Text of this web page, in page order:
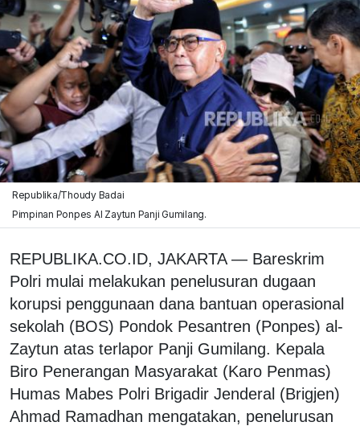
Republika/Thoudy Badai
Pimpinan Ponpes Al Zaytun Panji Gumilang.
REPUBLIKA.CO.ID, JAKARTA — Bareskrim
Polri mulai melakukan penelusuran dugaan
korupsi penggunaan dana bantuan operasional
sekolah (BOS) Pondok Pesantren (Ponpes) al-
Zaytun atas terlapor Panji Gumilang. Kepala
Biro Penerangan Masyarakat (Karo Penmas)
Humas Mabes Polri Brigadir Jenderal (Brigjen)
Ahmad Ramadhan mengatakan, penelurusan